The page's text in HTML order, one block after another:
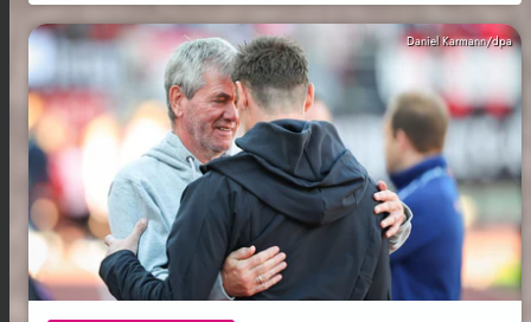
Daniel Karmann/dpa